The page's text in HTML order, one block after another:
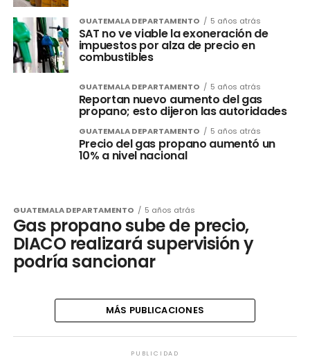
GUATEMALA DEPARTAMENTO 5 años atrás
SAT no ve viable la exoneración de
impuestos por alza de precio en
combustibles
GUATEMALA DEPARTAMENTO 5 años atrás
Reportan nuevo aumento del gas
propano; esto dijeron las autoridades
GUATEMALA DEPARTAMENTO 5 años atrás
Precio del gas propano aumentó un
10% a nivel nacional
GUATEMALA DEPARTAMENTO 5 años atrás
Gas propano sube de precio,
DIACO realizará supervisión y
podría sancionar
MÁS PUBLICACIONES
PUBLICIDAD